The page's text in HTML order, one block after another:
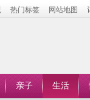
热门标签 网站地图
亲子 生活